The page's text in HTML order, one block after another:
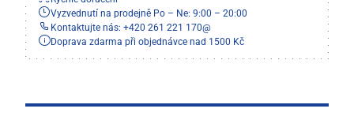
Vyzvednutí na prodejně Po – Ne: 9:00 – 20:00
Kontaktujte nás: +420 261 221 170@
Doprava zdarma při objednávce nad 1500 Kč